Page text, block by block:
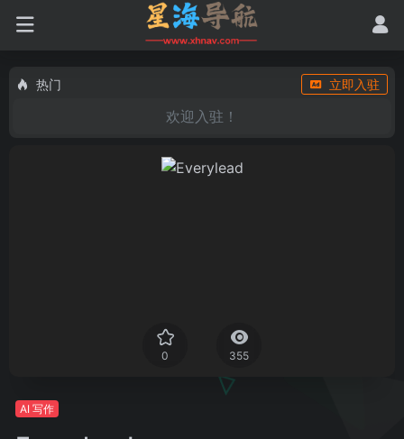
热门 立即入驻
欢迎入驻！
0 355
AI 写作